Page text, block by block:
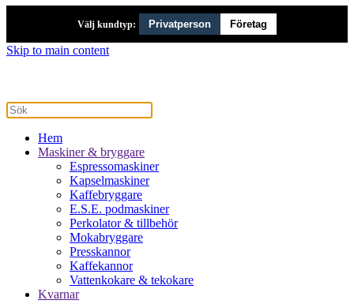
Välj kundtyp: Privatperson Företag
Skip to main content
Hem
Maskiner & bryggare
Espressomaskiner
Kapselmaskiner
Kaffebryggare
E.S.E. podmaskiner
Perkolator & tillbehör
Mokabryggare
Presskannor
Kaffekannor
Vattenkokare & tekokare
Kvarnar